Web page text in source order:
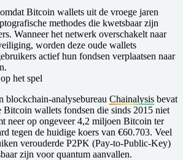
Bitcoin wallets uit de vroege jaren
methodes die kwetsbaar zijn
Wanneer het netwerk overschakelt naar
worden deze oude wallets
actief hun fondsen verplaatsen naar
het spel
blockchain-analysebureau Chainalysis bevat
Bitcoin wallets fondsen die sinds 2015 niet
neer op ongeveer 4,2 miljoen Bitcoin ter
tegen de huidige koers van €60.703. Veel
verouderde P2PK (Pay-to-Public-Key)
zijn voor quantum aanvallen.